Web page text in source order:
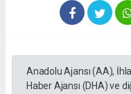
Anadolu Ajansı (AA),
Haber Ajansı (DHA) ve